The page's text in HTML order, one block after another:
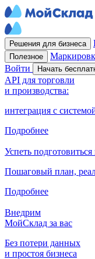
Решения для бизнеса
Полезное
Войти
Начать
API для торговли
и производства:
интеграция с
Подробнее
Успеть
Пошаговый план,
Подробнее
Внедрим
МойСклад за вас
Без потери данных
и простоя бизнеса